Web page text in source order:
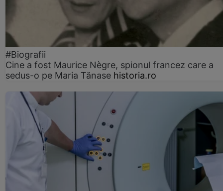
#Biografii
Cine a fost Maurice Nègre, spionul francez care a
sedus-o pe Maria Tănase historia.ro